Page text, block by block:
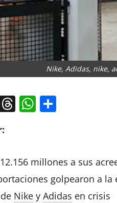
Nike, Adidas, nike,
Threads
WhatsApp
millones a sus
golpearon a la
Nike y Adidas en crisis